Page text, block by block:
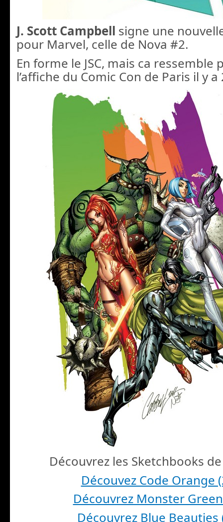
J. Scott Campbell signe une
pour Marvel, celle de Nova #2.
En forme le JSC, mais ca ressemble
l’affiche du Comic Con de Paris il y a
Découvrez les Sketchbooks
Découvez Code Orange
Découvrez Monster
Découvrez Blue Beauties